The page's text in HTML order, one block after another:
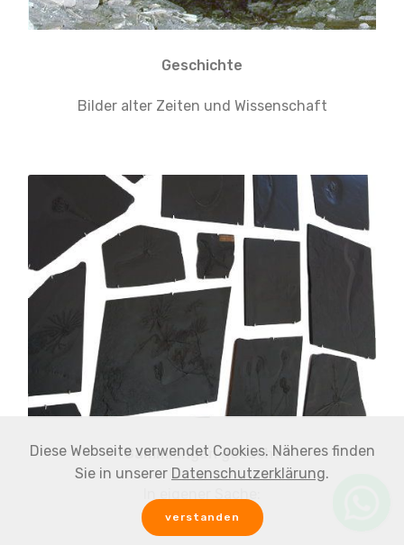
Geschichte
Bilder alter Zeiten und Wissenschaft
Sammlungen gesucht
Fossiliengesuch
Diese Webseite verwendet Cookies. Näheres finden
Sie in unserer Datenschutzerklärung.
verstanden